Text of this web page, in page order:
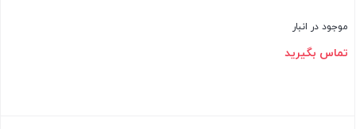
موجود در انبار
تماس بگیرید